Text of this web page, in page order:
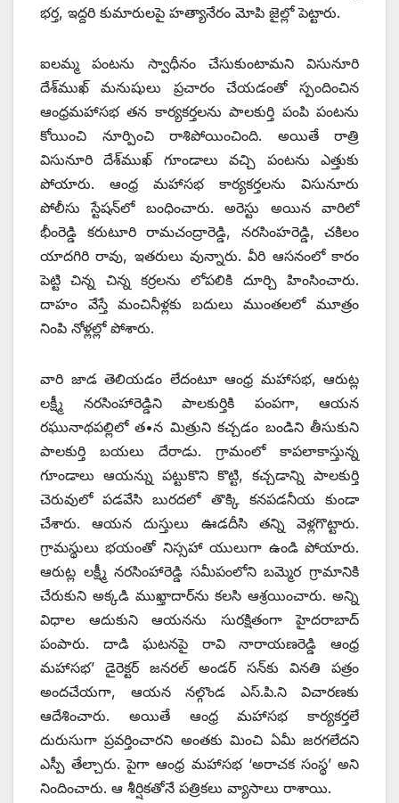
భర్త, ఇద్దరి కుమారులపై హత్యానేరం మోపి జైల్లో పెట్టారు.
ఐలమ్మ పంటను స్వాధీనం చేసుకుంటామని విసునూరి
దేశ్‌ముఖ్‌ ‌మనుషులు ప్రచారం చేయడంతో స్పందించిన
ఆంధ్రమహాసభ తన కార్యకర్తలను పాలకుర్తి పంపి పంటను
కోయించి నూర్పించి రాశిపోయించింది. అయితే రాత్రి
విసునూరి దేశ్‌ముఖ్‌ ‌గూండాలు వచ్చి పంటను ఎత్తుకు
పోయారు. ఆంధ్ర మహాసభ కార్యకర్తలను విసునూరు
పోలీసు స్టేషన్‌లో బంధించారు. అరెస్టు అయిన వారిలో
భీంరెడ్డి కరుటూరి రామచంద్రారెడ్డి, నరసింహరెడ్డి, చకిలం
యాదగిరి రావు, ఇతరులు వున్నారు. వీరి ఆసనంలో కారం
పెట్టి చిన్న చిన్న కర్రలను లోపలికి దూర్చి హింసించారు.
దాహం వేస్తే మంచినీళ్లకు బదులు ముంతలలో మూత్రం
నింపి నోళ్లల్లో పోశారు.
వారి జాడ తెలియడం లేదంటూ ఆంధ్ర మహాసభ, ఆరుట్ల
లక్ష్మీ నరసింహారెడ్డిని పాలకుర్తికి పంపగా, ఆయన
రఘునాథపల్లిలో త•న మిత్రుని కచ్చడం బండిని తీసుకుని
పాలకుర్తి బయలు దేరాడు. గ్రామంలో కాపలాకాస్తున్న
గూండాలు ఆయన్ను పట్టుకొని కొట్టి, కచ్చడాన్ని పాలకుర్తి
చెరువులో పడవేసి బురదలో తొక్కి కనపడనీయ కుండా
చేశారు. ఆయన దుస్తులు ఊడదీసి తన్ని వెళ్లగొట్టారు.
గ్రామస్థులు భయంతో నిస్సహా యులుగా ఉండి పోయారు.
ఆరుట్ల లక్ష్మీ నరసింహారెడ్డి సమీపంలోని బమ్మెర గ్రామానికి
చేరుకుని అక్కడి ముఖ్తాదార్‌ను కలసి ఆశ్రయించారు. అన్ని
విధాల ఆదుకుని ఆయనను సురక్షితంగా హైదరాబాద్‌
‌పంపారు. దాడి ఘటనపై రావి నారాయణరెడ్డి ఆంధ్ర
మహాసభ’ డైరెక్టర్‌ ‌జనరల్‌ అం‌డర్‌ ‌సన్‌కు వినతి పత్రం
అందచేయగా, ఆయన నల్గొండ ఎస్‌.‌పి.ని విచారణకు
ఆదేశించారు. అయితే ఆంధ్ర మహాసభ కార్యకర్తలే
దురుసుగా ప్రవర్తించారని అంతకు మించి ఏమీ జరగలేదని
ఎస్పీ తేల్చారు. పైగా ఆంధ్ర మహాసభ ‘అరాచక సంస్థ’ అని
నిందించారు. ఆ శీర్షికతోనే పత్రికలు వ్యాసాలు రాశాయి.